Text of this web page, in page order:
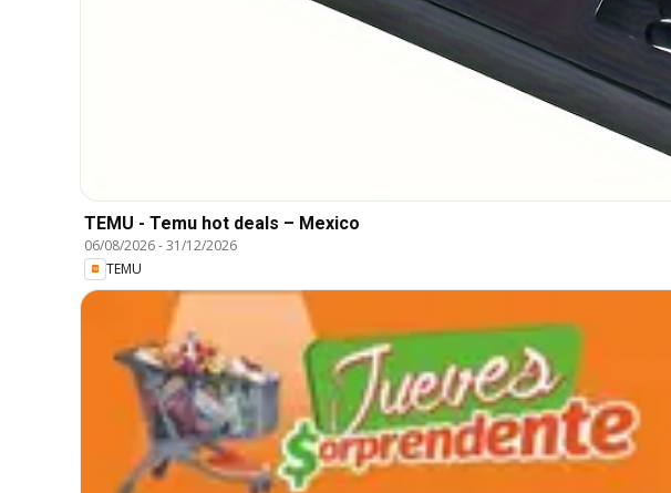
TEMU - Temu hot deals – Mexico
06/08/2026-31/12/2026
TEMU